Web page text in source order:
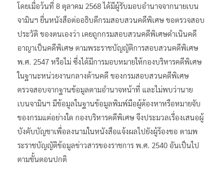
โดยเมื่อว้นที่ 8 ตุลาคม 2568 ได้มีผู้รับมอบอำนาจจากนายเบน
จามินฯ ยื่นหนังสือต่ออธิบดีกรมสอบสวนคดีพิเศษ ขอตรวจสอบ
ประวัติ ของตนเองว่า เคยถูกกรมสอบสวนคดีพิเศษดำเนินคดี
อาญาเป็นคดีพิเศษ ตามพระราชบัญญัติการสอบสวนคดีพิเศษ
พ.ศ. 2547 หรือไม่ ซึ่งได้มีการมอบหมายให้กองบริหารคดีพิเศษ
ในฐานะหน่วยงานกลางด้านคดี ของกรมสอบสวนคดีพิเศษ
ตรวจสอบจากฐานข้อมูลตามอำนาจหน้าที่ และไม่พบว่านาย
เบนจามินฯ มีข้อมูลในฐานข้อมูลพิมพ์มือผู้ต้องหาหรือหมายจับ
ของกรมแต่อย่างใด กองบริหารคดีพิเศษ จึงประมวลเรื่องเสนอผู้
บังคับบัญชาเพื่อลงนามในหนังสือแจ้งผลไปยังผู้ร้องขอ ตามพ
ระราชบัญญัติข้อมูลข่าวสารของราชการ พ.ศ. 2540 อันเป็นไป
ตามขั้นตอนปกติ